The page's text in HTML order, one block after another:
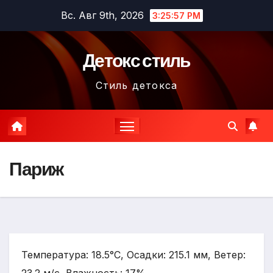
содержимому
Вс. Авг 9th, 2026 3:25:59 PM
Детокс стиль
Стиль детокса
Париж
Температура: 18.5°C, Осадки: 215.1 мм, Ветер: